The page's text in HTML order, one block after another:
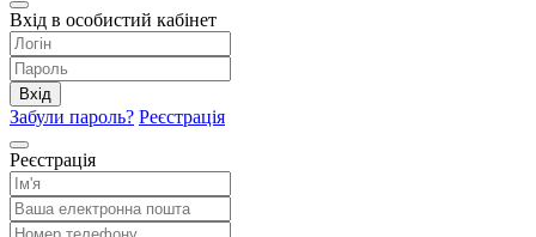
Вхід в особистий кабінет
Вхід
Забули пароль? Реєстрація
Реєстрація